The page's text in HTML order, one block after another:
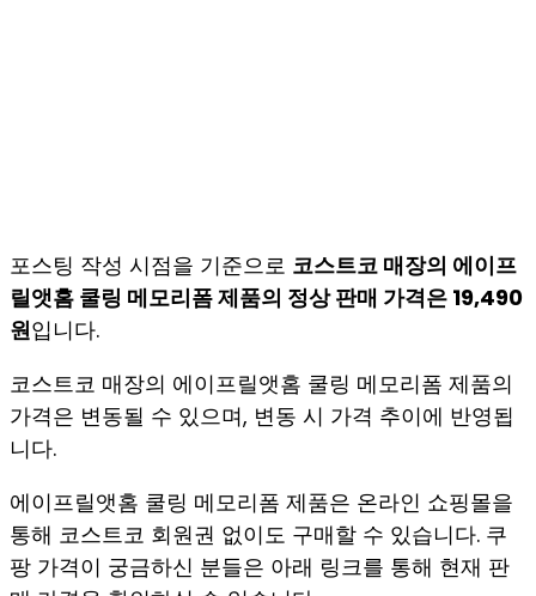
포스팅 작성 시점을 기준으로 코스트코 매장의 에이프
릴앳홈 쿨링 메모리폼 제품의 정상 판매 가격은 19,490
원입니다.
코스트코 매장의 에이프릴앳홈 쿨링 메모리폼 제품의
가격은 변동될 수 있으며, 변동 시 가격 추이에 반영됩
니다.
에이프릴앳홈 쿨링 메모리폼 제품은 온라인 쇼핑몰을
통해 코스트코 회원권 없이도 구매할 수 있습니다. 쿠
팡 가격이 궁금하신 분들은 아래 링크를 통해 현재 판